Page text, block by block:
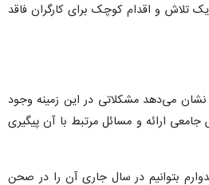
تلاش و اقدام کوچک برای کارگران فاقد
می‌دهد مشکلاتی در این زمینه وجود
ارائه و مسائل مرتبط با آن پیگیری
بتوانیم در سال جاری آن را در صحن